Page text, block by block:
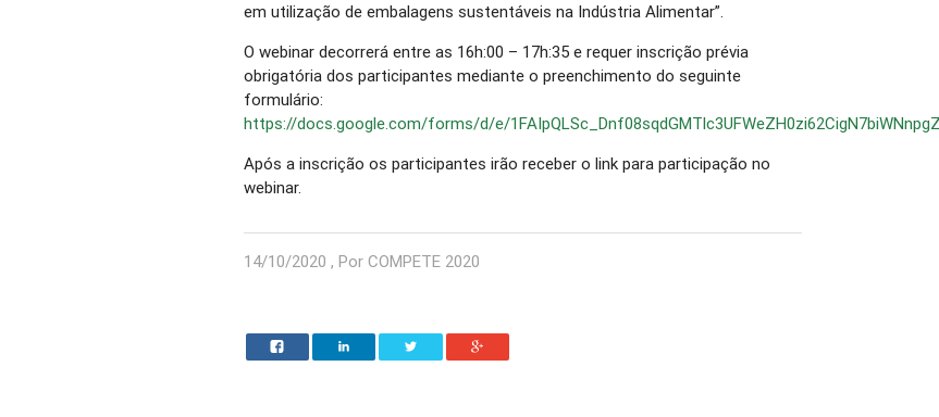
em utilização de embalagens sustentáveis na Indústria Alimentar”.
O webinar decorrerá entre as 16h:00 – 17h:35 e requer inscrição prévia
obrigatória dos participantes mediante o preenchimento do seguinte
formulário:
https://docs.google.com/forms/d/e/
Após a inscrição os participantes irão receber o link para participação no
webinar.
14/10/2020 , Por COMPETE 2020